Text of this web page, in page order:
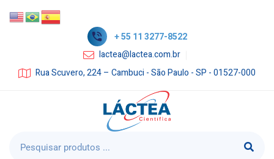
+ 55 11 3277-8522
lactea@lactea.com.br
Rua Scuvero, 224 – Cambuci - São Paulo - SP - 01527-000